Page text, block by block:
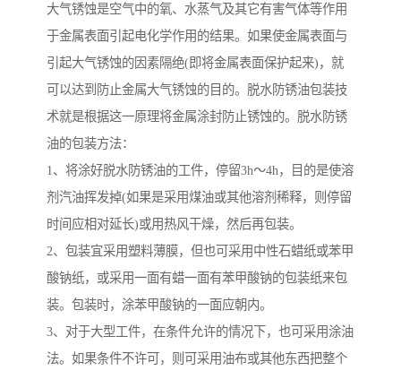
大气锈蚀是空气中的氧、水蒸气及其它有害气体等作用
于金属表面引起电化学作用的结果。如果使金属表面与
引起大气锈蚀的因素隔绝(即将金属表面保护起来)，就
可以达到防止金属大气锈蚀的目的。脱水防锈油包装技
术就是根据这一原理将金属涂封防止锈蚀的。脱水防锈
油的包装方法：
1、将涂好脱水防锈油的工件，停留3h～4h，目的是使溶
剂汽油挥发掉(如果是采用煤油或其他溶剂稀释，则停留
时间应相对延长)或用热风干燥，然后再包装。
2、包装宜采用塑料薄膜，但也可采用中性石蜡纸或苯甲
酸钠纸，或采用一面有蜡一面有苯甲酸钠的包装纸来包
装。包装时，涂苯甲酸钠的一面应朝内。
3、对于大型工件，在条件允许的情况下，也可采用涂油
法。如果条件不许可，则可采用油布或其他东西把整个